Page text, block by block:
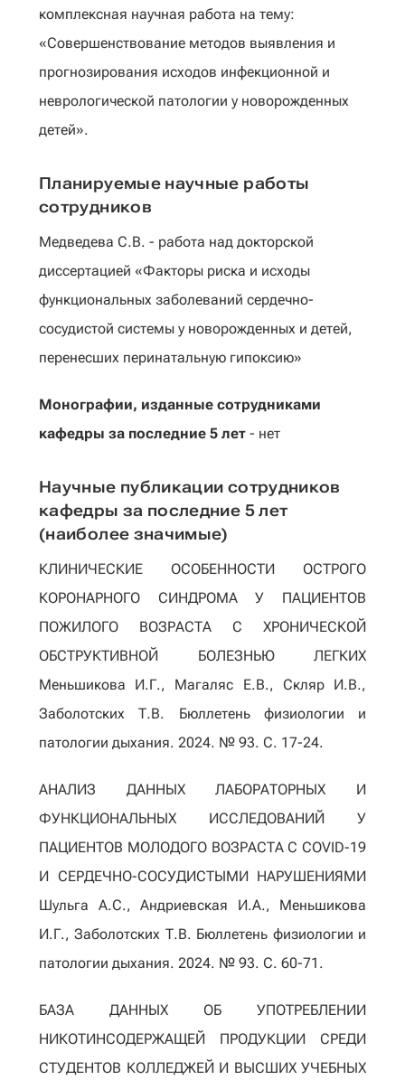
комплексная научная работа на тему:
«Совершенствование методов выявления и
прогнозирования исходов инфекционной и
неврологической патологии у новорожденных
детей».
Планируемые научные работы
сотрудников
Медведева С.В. - работа над докторской
диссертацией «Факторы риска и исходы
функциональных заболеваний сердечно-
сосудистой системы у новорожденных и детей,
перенесших перинатальную гипоксию»
Монографии, изданные сотрудниками
кафедры за последние 5 лет - нет
Научные публикации сотрудников
кафедры за последние 5 лет
(наиболее значимые)
КЛИНИЧЕСКИЕ ОСОБЕННОСТИ ОСТРОГО
КОРОНАРНОГО СИНДРОМА У ПАЦИЕНТОВ
ПОЖИЛОГО ВОЗРАСТА С ХРОНИЧЕСКОЙ
ОБСТРУКТИВНОЙ БОЛЕЗНЬЮ ЛЕГКИХ
Меньшикова И.Г., Магаляс Е.В., Скляр И.В.,
Заболотских Т.В. Бюллетень физиологии и
патологии дыхания. 2024. № 93. С. 17-24.
АНАЛИЗ ДАННЫХ ЛАБОРАТОРНЫХ И
ФУНКЦИОНАЛЬНЫХ ИССЛЕДОВАНИЙ У
ПАЦИЕНТОВ МОЛОДОГО ВОЗРАСТА С COVID-19
И СЕРДЕЧНО-СОСУДИСТЫМИ НАРУШЕНИЯМИ
Шульга А.С., Андриевская И.А., Меньшикова
И.Г., Заболотских Т.В. Бюллетень физиологии и
патологии дыхания. 2024. № 93. С. 60-71.
БАЗА ДАННЫХ ОБ УПОТРЕБЛЕНИИ
НИКОТИНСОДЕРЖАЩЕЙ ПРОДУКЦИИ СРЕДИ
СТУДЕНТОВ КОЛЛЕДЖЕЙ И ВЫСШИХ УЧЕБНЫХ